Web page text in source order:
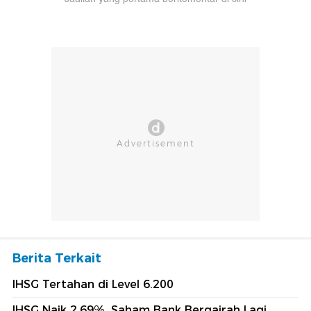
Berita Terkait
IHSG Tertahan di Level 6.200